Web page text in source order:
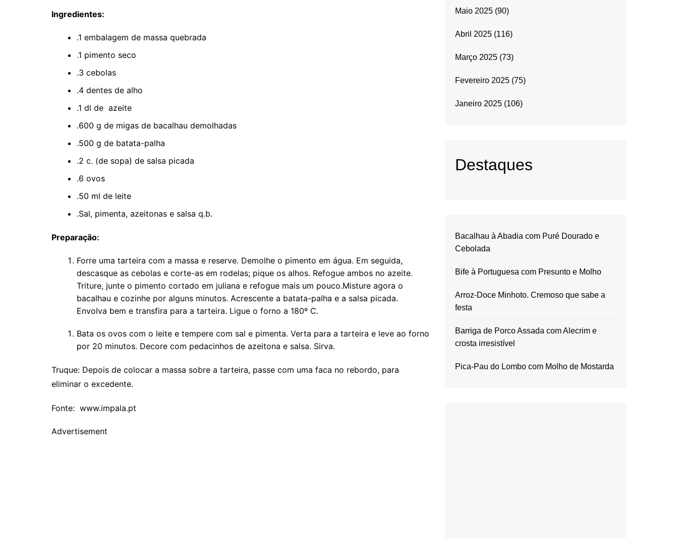
Ingredientes:
.1 embalagem de massa quebrada
.1 pimento seco
.3 cebolas
.4 dentes de alho
.1 dl de azeite
.600 g de migas de bacalhau demolhadas
.500 g de batata-palha
.2 c. (de sopa) de salsa picada
.6 ovos
.50 ml de leite
.Sal, pimenta, azeitonas e salsa q.b.
Preparação:
Forre uma tarteira com a massa e reserve. Demolhe o pimento em água. Em seguida,
descasque as cebolas e corte-as em rodelas; pique os alhos. Refogue ambos no azeite.
Triture, junte o pimento cortado em juliana e refogue mais um pouco.Misture agora o
bacalhau e cozinhe por alguns minutos. Acrescente a batata-palha e a salsa picada.
Envolva bem e transfira para a tarteira. Ligue o forno a 180º C.
Bata os ovos com o leite e tempere com sal e pimenta. Verta para a tarteira e leve ao forno
por 20 minutos. Decore com pedacinhos de azeitona e salsa. Sirva.
Truque: Depois de colocar a massa sobre a tarteira, passe com uma faca no rebordo, para
eliminar o excedente.
Fonte: www.impala.pt
Advertisement
Maio 2025 (90)
Abril 2025 (116)
Março 2025 (73)
Fevereiro 2025 (75)
Janeiro 2025 (106)
Destaques
Bacalhau à Abadia com Puré Dourado e
Cebolada
Bife à Portuguesa com Presunto e Molho
Arroz-Doce Minhoto. Cremoso que sabe a
festa
Barriga de Porco Assada com Alecrim e
crosta irresistível
Pica-Pau do Lombo com Molho de Mostarda